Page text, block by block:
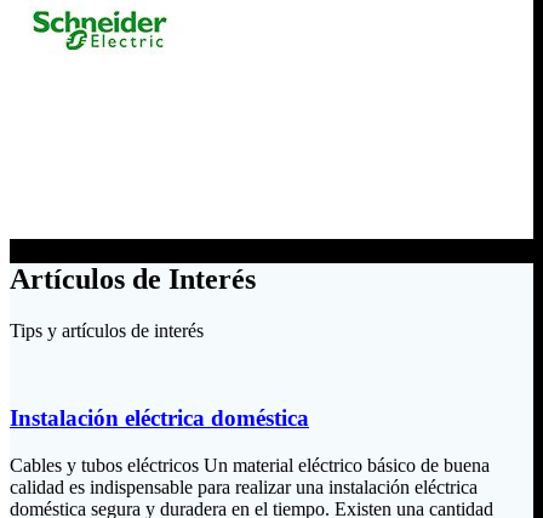
Artículos de Interés
Tips y artículos de interés
Instalación eléctrica doméstica
Cables y tubos eléctricos Un material eléctrico básico de buena
calidad es indispensable para realizar una instalación eléctrica
doméstica segura y duradera en el tiempo. Existen una cantidad